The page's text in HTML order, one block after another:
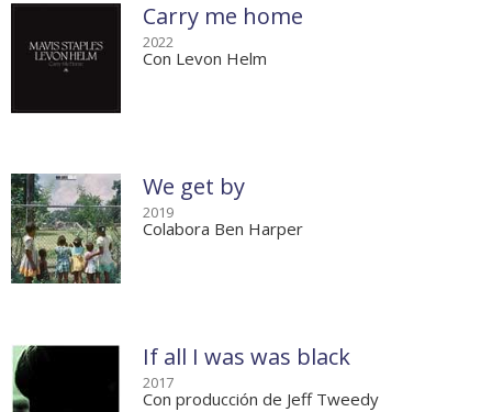
Carry me home
2022
Con Levon Helm
We get by
2019
Colabora Ben Harper
If all I was was black
2017
Con producción de Jeff Tweedy